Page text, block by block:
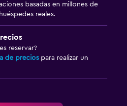
basadas en millones de
reales.
reservar?
de precios para realizar un